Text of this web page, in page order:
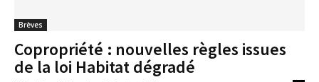
Brèves
Copropriété : nouvelles règles issues
de la loi Habitat dégradé